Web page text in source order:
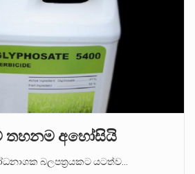
තහනම අහෝසියි
බලපත්‍රයකට යටත්ව…